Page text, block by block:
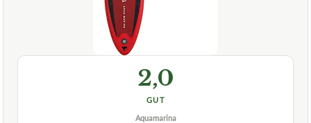
2,0
GUT
Aquamarina